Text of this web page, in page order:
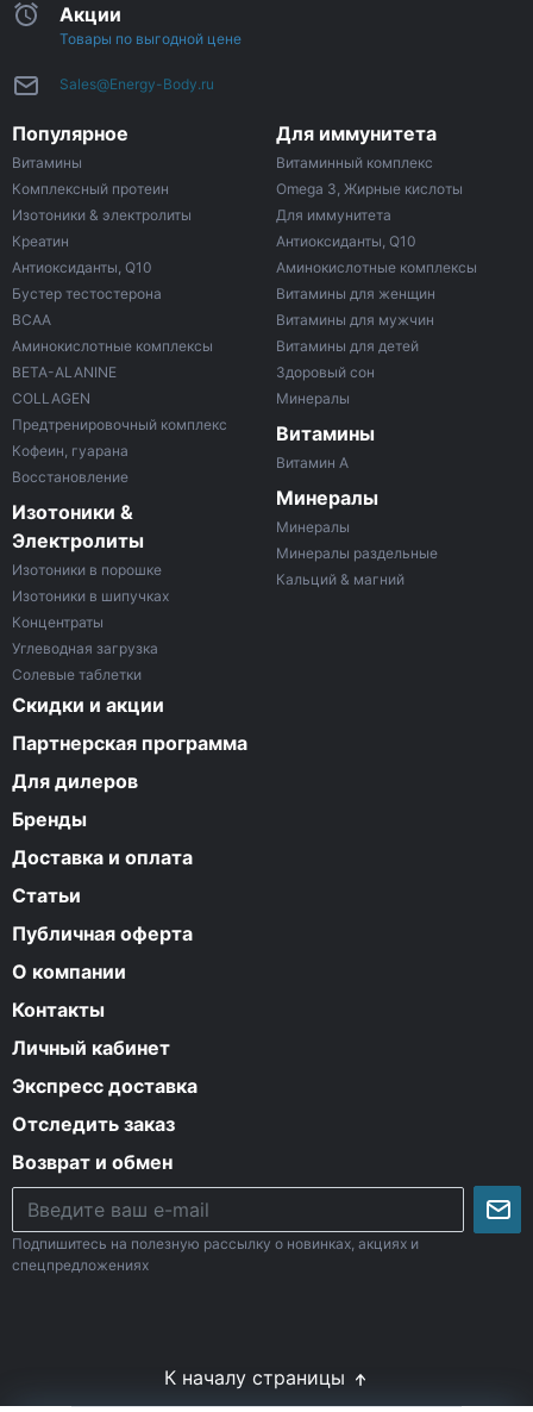
Акции
Товары по выгодной цене
Sales@Energy-Body.ru
Популярное
Витамины
Комплексный протеин
Изотоники & электролиты
Креатин
Антиоксиданты, Q10
Бустер тестостерона
ВСАА
Аминокислотные комплексы
BETA-ALANINE
COLLAGEN
Предтренировочный комплекс
Кофеин, гуарана
Восстановление
Изотоники &
Электролиты
Изотоники в порошке
Изотоники в шипучках
Концентраты
Углеводная загрузка
Солевые таблетки
Для иммунитета
Витаминный комплекс
Omega 3, Жирные кислоты
Для иммунитета
Антиоксиданты, Q10
Аминокислотные комплексы
Витамины для женщин
Витамины для мужчин
Витамины для детей
Здоровый сон
Минералы
Витамины
Витамин A
Минералы
Минералы
Минералы раздельные
Кальций & магний
Скидки и акции
Партнерская программа
Для дилеров
Бренды
Доставка и оплата
Статьи
Публичная оферта
О компании
Контакты
Личный кабинет
Экспресс доставка
Отследить заказ
Возврат и обмен
Подпишитесь на полезную рассылку о новинках, акциях и
спецпредложениях
К началу страницы